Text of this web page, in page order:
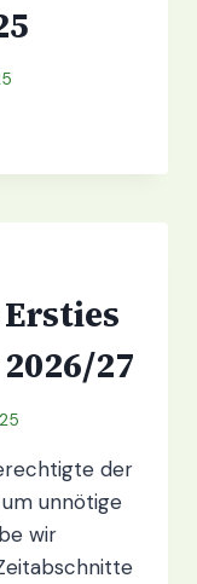
27
der
unnötige
wir